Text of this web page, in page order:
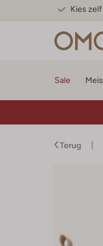
Kies
Sale
Terug